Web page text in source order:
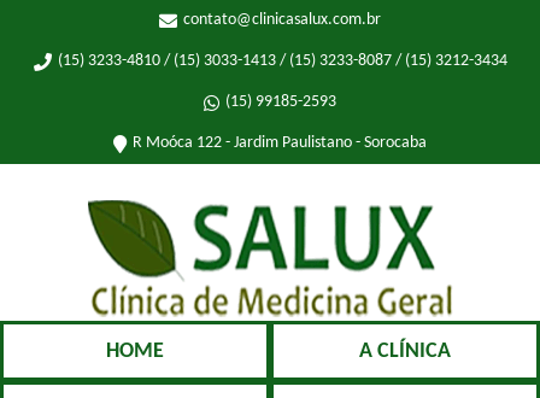
contato@clinicasalux.com.br
(15) 3233-4810 / (15) 3033-1413 / (15) 3233-8087 / (15) 3212-3434
(15) 99185-2593
R Moóca 122 - Jardim Paulistano - Sorocaba
HOME A CLÍNICA